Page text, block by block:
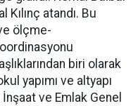
Kılınç atandı. Bu
ölçme-
biri olarak
yapımı ve altyapı
ve Emlak Genel